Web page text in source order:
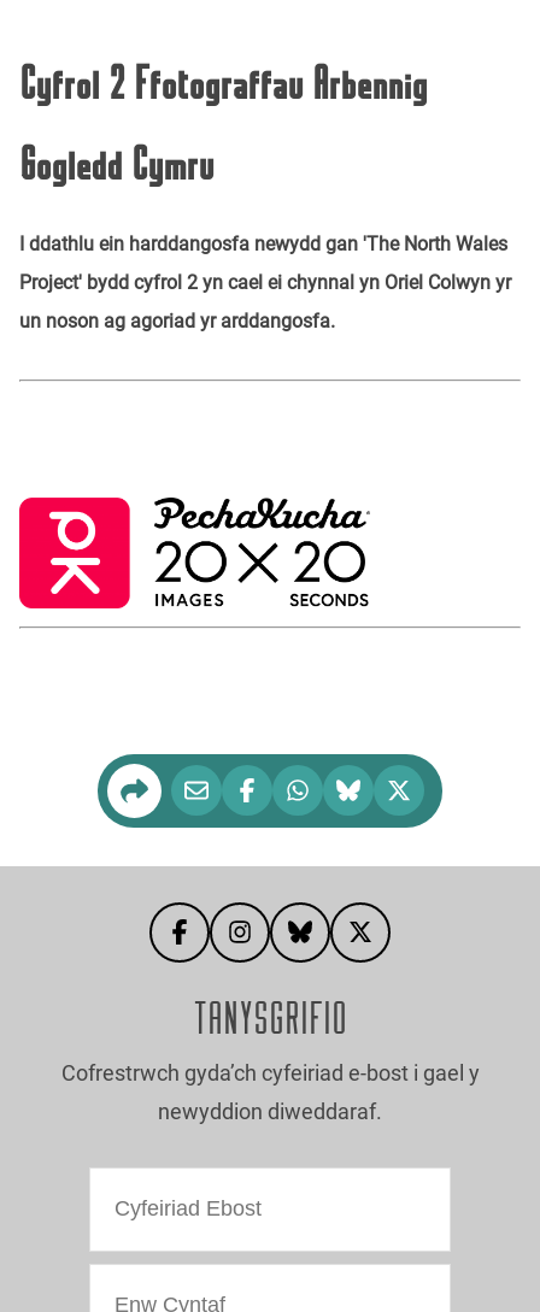
Cyfrol 2 Ffotograffau Arbennig
Gogledd Cymru
I ddathlu ein harddangosfa newydd gan 'The North Wales
Project' bydd cyfrol 2 yn cael ei chynnal yn Oriel Colwyn yr
un noson ag agoriad yr arddangosfa.
TANYSGRIFIO
Cofrestrwch gyda’ch cyfeiriad e-bost i gael y
newyddion diweddaraf.